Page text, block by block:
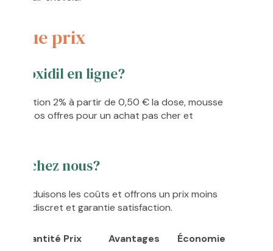
prix
Minoxidil en ligne?
: solution 2% à partir de 0,50 € la dose, mousse
nos offres pour un achat pas cher et
chez nous?
réduisons les coûts et offrons un prix moins
discret et garantie satisfaction.
Quantité Prix Avantages Économie